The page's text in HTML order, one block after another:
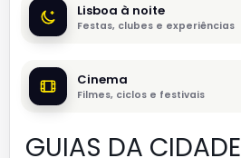
Lisboa à noite
Festas, clubes e experiências
Cinema
Filmes, ciclos e festivais
GUIAS DA CIDADE